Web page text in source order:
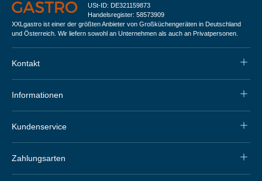
USt-ID: DE321159873
Handelsregister: 58573909
XXLgastro ist einer der größten Anbieter von Großküchengeräten in Deutschland
und Österreich. Wir liefern sowohl an Unternehmen als auch an Privatpersonen.
Kontakt
Informationen
Kundenservice
Zahlungsarten